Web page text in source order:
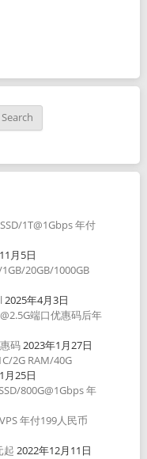
1T@1Gbps 年付
月5日
20GB/1000GB
2025年4月3日
端口优惠码后年
码2023年1月27日
2G RAM/40G
月25日
800G@1Gbps 年
年付199人民币
起 2022年12月11日